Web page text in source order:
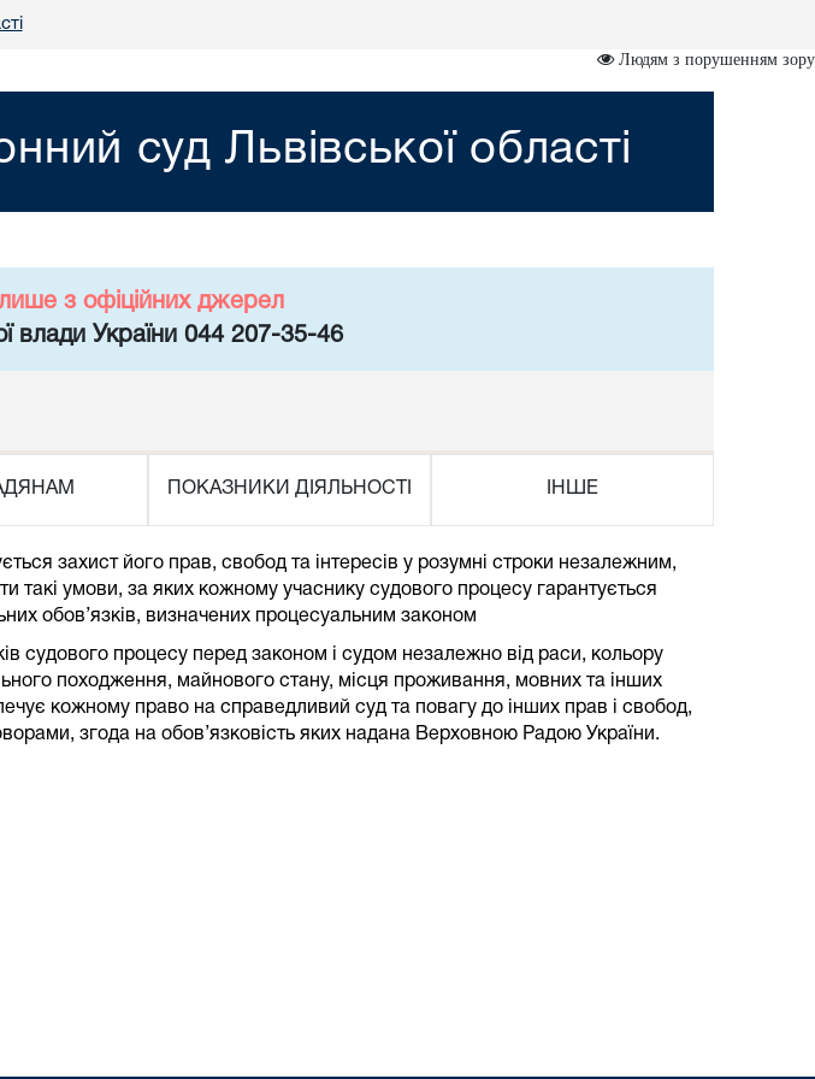
Людям з порушенням зору
суд Львівської області
з офіційних джерел
влади України 044 207-35-46
ПОКАЗНИКИ ДІЯЛЬНОСТІ ІНШЕ
захист його прав, свобод та інтересів у розумні строки незалежним,
такі умови, за яких кожному учаснику судового процесу гарантується
обов’язків, визначених процесуальним законом
судового процесу перед законом і судом незалежно від раси, кольору
походження, майнового стану, місця проживання, мовних та інших
кожному право на справедливий суд та повагу до інших прав і свобод,
згода на обов’язковість яких надана Верховною Радою України.